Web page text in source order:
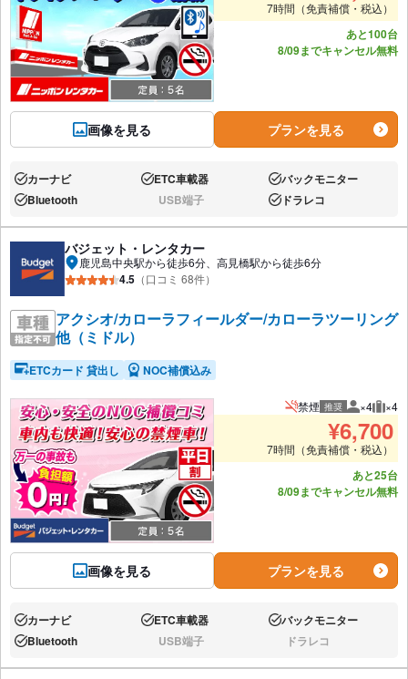
画像を見る
7時間（免責補償・税込）
あと100台
8/09までキャンセル無料
プランを見る
あり:カーナビ あり:ETC車載器 あり:バックモニター
あり:Bluetooth なし:USB端子 あり:ドラレコ
バジェット・レンタカー
鹿児島中央駅から徒歩6分、高見橋駅から徒歩6分
4.5 （口コミ 68件）
アクシオ/カローラフィールダー/カローラツーリング
他（ミドル）
ETCカード 貸出し NOC補償込み
画像を見る
禁煙 推奨 推奨人数
×4 推
×4
¥6,700
7時間（免責補償・税込）
あと25台
8/09までキャンセル無料
プランを見る
あり:カーナビ あり:ETC車載器 あり:バックモニター
あり:Bluetooth なし:USB端子 なし:ドラレコ